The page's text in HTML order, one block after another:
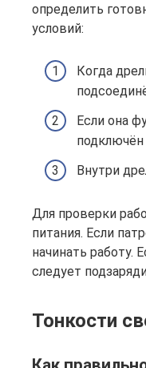
определить
условий:
Когда
Если она
Внутри
Для проверки
питания. Если
начинать работу.
следует
Тонкости